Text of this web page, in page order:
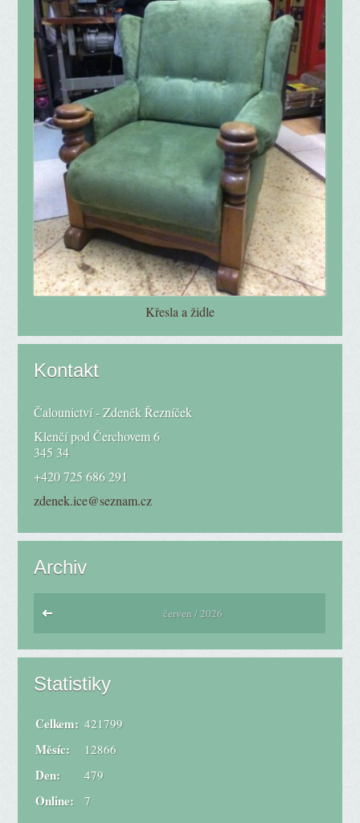
Křesla a židle
Kontakt
Čalounictví - Zdeněk Řezníček
Klenčí pod Čerchovem 6
345 34
+420 725 686 291
zdenek.ice@seznam.cz
Archiv
červen / 2026
Statistiky
Online: 7
Celkem: 421799
Měsíc: 12866
Den: 479